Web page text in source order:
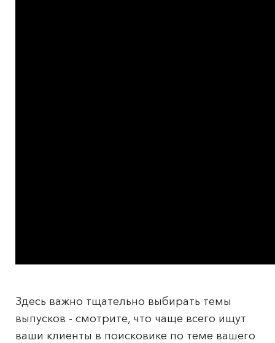
Здесь важно тщательно выбирать темы
выпусков - смотрите, что чаще всего ищут
ваши клиенты в поисковике по теме вашего